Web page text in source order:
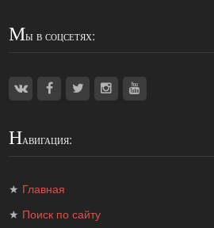
Мы в соцсетях:
Навигация:
★ Главная
★ Поиск по сайту